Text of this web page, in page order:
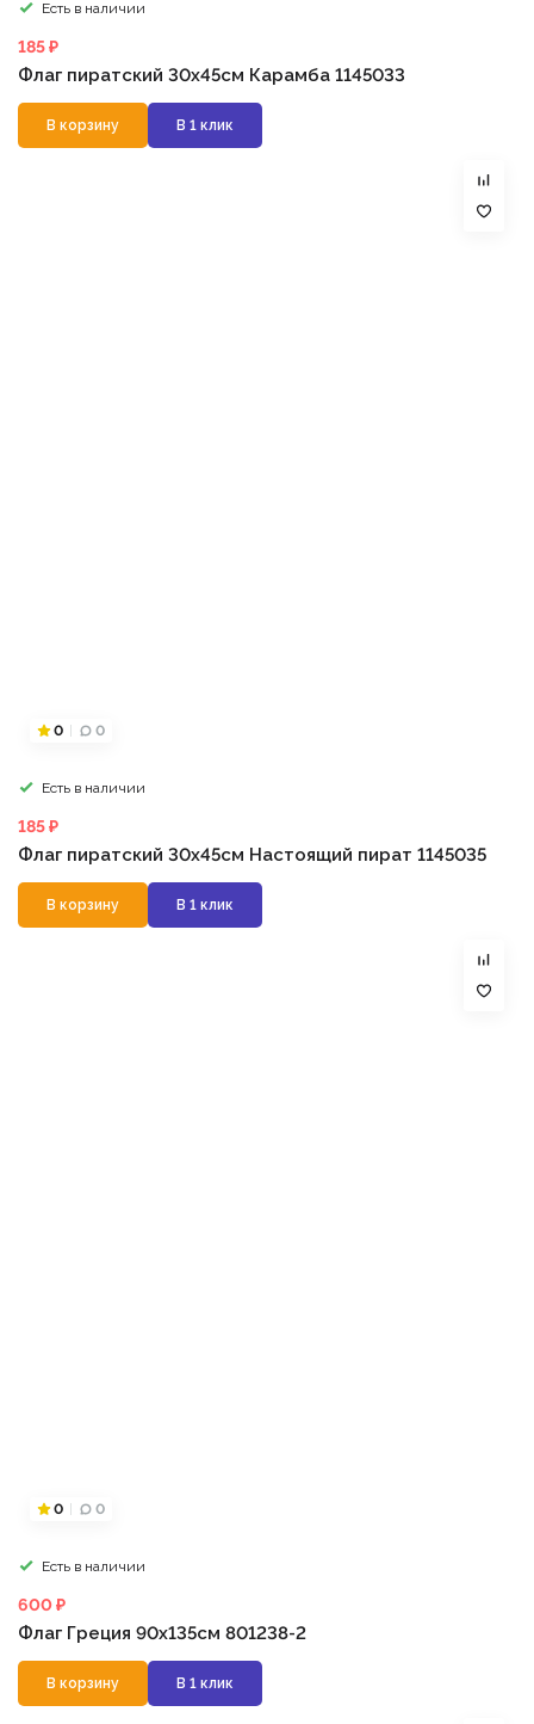
Есть в наличии
185 ₽
Флаг пиратский 30х45см Карамба 1145033
В корзину В 1 клик
0 0
Есть в наличии
185 ₽
Флаг пиратский 30х45см Настоящий пират 1145035
В корзину В 1 клик
0 0
Есть в наличии
600 ₽
Флаг Греция 90х135см 801238-2
В корзину В 1 клик